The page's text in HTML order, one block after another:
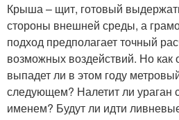
Крыша – щит, готовый
стороны внешней среды, а
подход предполагает точный
возможных воздействий. Но как
выпадет ли в этом году
следующем? Налетит ли ураган
именем? Будут ли идти